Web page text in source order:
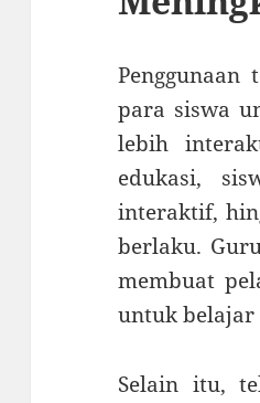
Penggunaan
para siswa
lebih
edukasi,
interaktif,
berlaku.
membuat
untuk belajar
Selain itu,